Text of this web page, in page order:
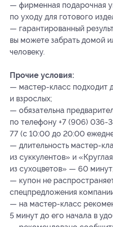
— фирменная подарочная
по уходу для готового
— гарантированный
вы можете забрать домой
человеку.
Прочие условия:
— мастер-класс подходит
и взрослых;
— обязательна
по телефону +7 (906) 036-
77 (с 10:00 до 20:00
— длительность мастер-
из суккулентов» и
из сухоцветов» — 60
— купон не
спецпредложения
— на мастер-класс
5 минут до его начала в